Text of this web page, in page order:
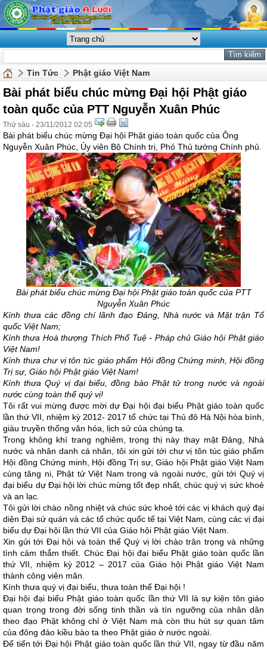
Tin Tức Phật giáo Việt Nam
Bài phát biểu chúc mừng Đại hội Phật giáo
toàn quốc của PTT Nguyễn Xuân Phúc
Thứ sáu - 23/11/2012 02:05
Bài phát biểu chúc mừng Đại hội Phật giáo toàn quốc của Ông
Nguyễn Xuân Phúc, Ủy viên Bộ Chính trị, Phó Thủ tướng Chính phủ.
Bài phát biểu chúc mừng Đại hội Phật giáo toàn quốc của PTT
Nguyễn Xuân Phúc
Kính thưa các đồng chí lãnh đạo Đảng, Nhà nước và Mặt trận Tổ
quốc Việt Nam;
Kính thưa Hoà thượng Thích Phổ Tuệ - Pháp chủ Giáo hội Phật giáo
Việt Nam!
Kính thưa chư vị tôn túc giáo phẩm Hội đồng Chứng minh, Hội đồng
Trị sự, Giáo hội Phật giáo Việt Nam!
Kính thưa Quý vị đại biểu, đồng bào Phật tử trong nước và ngoài
nước cùng toàn thể quý vị!
Tôi rất vui mừng được mời dự Đại hội đại biểu Phật giáo toàn quốc
lần thứ VII, nhiệm kỳ 2012- 2017 tổ chức tại Thủ đô Hà Nội hòa bình,
giàu truyền thống văn hóa, lịch sử của chúng ta.
Trong không khí trang nghiêm, trọng thị này thay mặt Đảng, Nhà
nước và nhân danh cá nhân, tôi xin gửi tới chư vị tôn túc giáo phẩm
Hội đồng Chứng minh, Hội đồng Trị sự, Giáo hội Phật giáo Việt Nam
cùng tăng ni, Phật tử Việt Nam trong và ngoài nước, gửi tới Quý vị
đại biểu dự Đại hội lời chúc mừng tốt đẹp nhất, chúc quý vị sức khoẻ
và an lạc.
Tôi gửi lời chào nồng nhiệt và chúc sức khoẻ tới các vị khách quý đại
diện Đại sứ quán và các tổ chức quốc tế tại Việt Nam, cùng các vị đại
biểu dự Đại hội lần thứ VII của Giáo hội Phật giáo Việt Nam.
Xin gửi tới Đại hội và toàn thể Quý vị lời chào trân trọng và những
tình cảm thắm thiết. Chúc Đại hội đại biểu Phật giáo toàn quốc lần
thứ VII, nhiệm kỳ 2012 – 2017 của Giáo hội Phật giáo Việt Nam
thành công viên mãn.
Kính thưa quý vị đại biểu, thưa toàn thể Đại hội !
Đại hội đại biểu Phật giáo toàn quốc lần thứ VII là sự kiện tôn giáo
quan trọng trong đời sống tinh thần và tín ngưỡng của nhân dân
theo đạo Phật không chỉ ở Việt Nam mà còn thu hút sự quan tâm
của đông đảo kiều bào ta theo Phật giáo ở nước ngoài.
Để tiến tới Đại hội Phật giáo toàn quốc lần thứ VII, ngay từ đầu năm